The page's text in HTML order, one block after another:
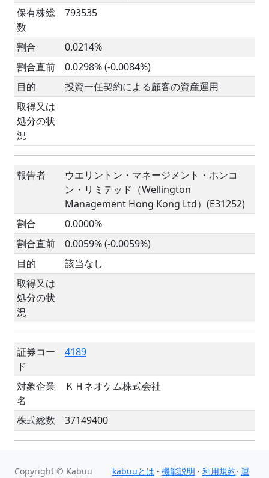
保有株総
数
793535
割合
0.0214%
割合直前
0.0298% (-0.0084%)
目的
投資一任契約による顧客の資産運用
取得又は
処分の状
況
報告者
ウエリントン・マネージメント・ホンコ
ン・リミテッド（Wellington
Management Hong Kong Ltd）(E31252)
割合
0.0000%
割合直前
0.0059% (-0.0059%)
目的
該当なし
取得又は
処分の状
況
証券コー
ド
4189
対象企業
名
ＫＨネオケム株式会社
株式総数 37149400
Copyright © Kabuu kabuuとは · 機能説明 · 利用規約· 運